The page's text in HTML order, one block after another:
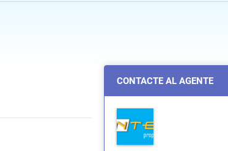
CONTACTE AL AGENTE